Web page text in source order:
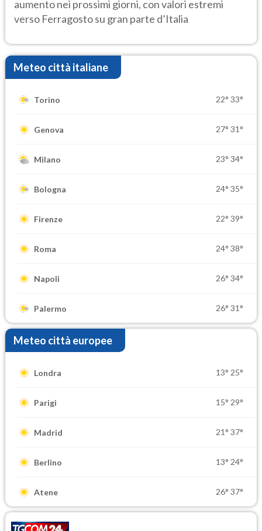
aumento nei prossimi giorni, con valori estremi
verso Ferragosto su gran parte d’Italia
Meteo città italiane
Torino 22° 33°
Genova 27° 31°
Milano 23° 34°
Bologna 24° 35°
Firenze 22° 39°
Roma 24° 38°
Napoli 26° 34°
Palermo 26° 31°
Meteo città europee
Londra 13° 25°
Parigi 15° 29°
Madrid 21° 37°
Berlino 13° 24°
Atene 26° 37°